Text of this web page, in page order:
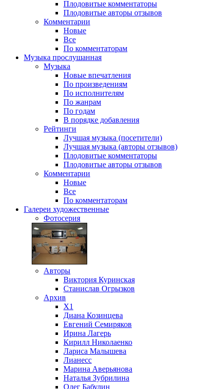
Плодовитые комментаторы
Плодовитые авторы отзывов
Комментарии
Новые
Все
По комментаторам
Музыка прослушанная
Музыка
Новые впечатления
По произведениям
По исполнителям
По жанрам
По годам
В порядке добавления
Рейтинги
Лучшая музыка (посетители)
Лучшая музыка (авторы отзывов)
Плодовитые комментаторы
Плодовитые авторы отзывов
Комментарии
Новые
Все
По комментаторам
Галереи художественные
Фотосерия
Авторы
Виктория Куринская
Станислав Огрызков
Архив
X1
Диана Козинцева
Евгений Семиряков
Ирина Лагерь
Кирилл Николаенко
Лариса Малышева
Лианесс
Марина Аверьянова
Наталья Зубрилина
Олег Бабулин